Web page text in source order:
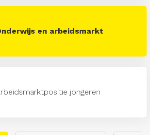
en arbeidsmarkt
jongeren